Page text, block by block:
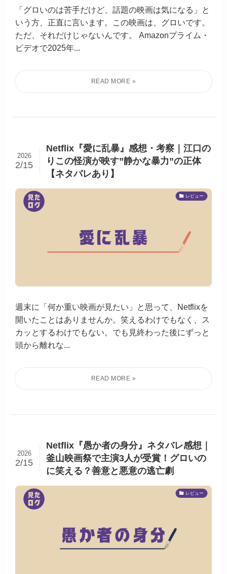
「グロいのは苦手だけど、話題の映画は気になる」と
いう方、正直に言います。この映画は、グロいです。
ただ、それだけじゃないんです。 Amazonプライム・
ビデオで2025年...
Netflix『愛に乱暴』感想・考察｜江口の
りこの怪演が映す”静かな暴力”の正体
【ネタバレあり】
2026
2/15
レビュー
週末に「何か重い映画が見たい」と思って、Netflixを
開いたことはありませんか。笑えるわけでもなく、ス
カッとするわけでもない。でも見終わった後にずっと
頭から離れな...
Netflix『愚か者の身分』ネタバレ感想｜
釜山映画祭で主演3人が受賞！グロいの
に笑える？善意と悪意の逃亡劇
2026
2/15
レビュー